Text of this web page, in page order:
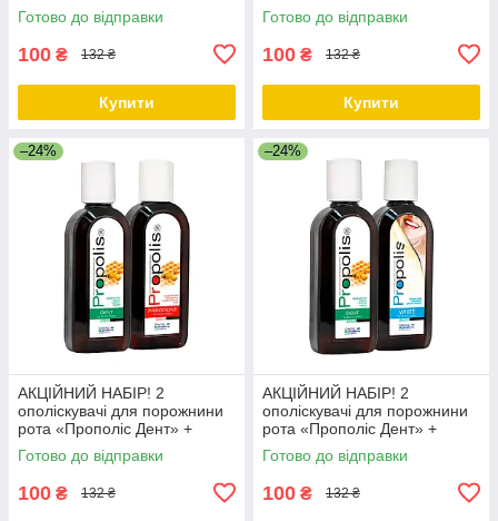
ЗНИЖЕНОЮ ЦІНОЮ
Готово до відправки
100 ₴ 132 ₴
Купити
ЗНИЖЕНОЮ ЦІНОЮ
Готово до відправки
100 ₴ 132 ₴
Купити
–24%
АКЦІЙНИЙ НАБІР! 2
ополіскувачі для порожнини
рота «Прополіс Дент» +
«Прополіс Пародонт» за
ЗНИЖЕНОЮ ЦІНОЮ
Готово до відправки
100 ₴ 132 ₴
–24%
АКЦІЙНИЙ НАБІР! 2
ополіскувачі для порожнини
рота «Прополіс Дент» +
«Прополіс Вайт» за
ЗНИЖЕНОЮ ЦІНОЮ
Готово до відправки
100 ₴ 132 ₴